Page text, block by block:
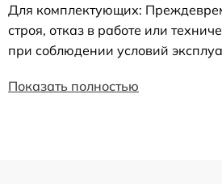
Для комплектующих:
строя, отказ в работе или
при соблюдении условий
Показать полностью